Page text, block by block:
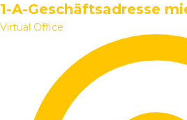
1-A-Geschäftsadresse
Virtual Office